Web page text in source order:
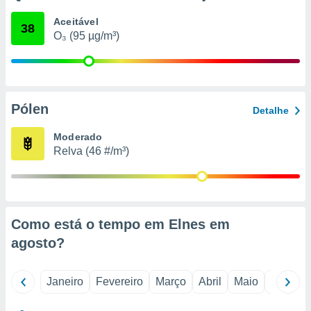
qual se
tal,
na
de
ou aceder
38 Aceitável
O₃ (95 µg/m³)
Pólen Detalhe
Moderado
Relva (46 #/m³)
Como está o tempo em Elnes em
agosto?
Janeiro Fevereiro Março Abril Maio Junho